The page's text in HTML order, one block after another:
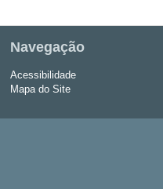
Navegação
Acessibilidade
Mapa do Site